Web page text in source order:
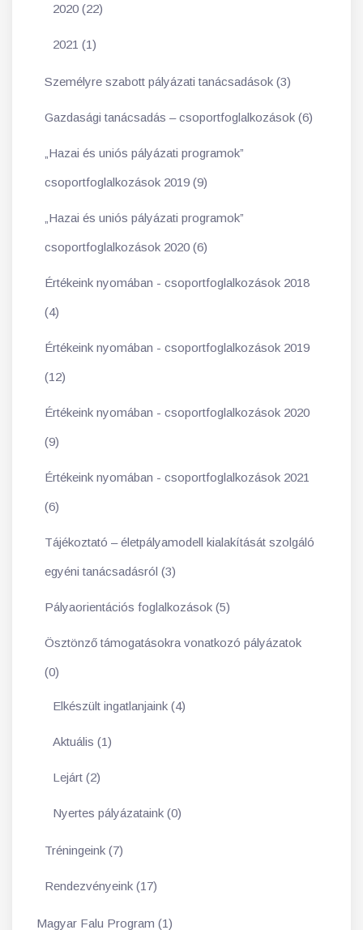
2020 (22)
2021 (1)
Személyre szabott pályázati tanácsadások (3)
Gazdasági tanácsadás – csoportfoglalkozások (6)
„Hazai és uniós pályázati programok”
csoportfoglalkozások 2019 (9)
„Hazai és uniós pályázati programok”
csoportfoglalkozások 2020 (6)
Értékeink nyomában - csoportfoglalkozások 2018
(4)
Értékeink nyomában - csoportfoglalkozások 2019
(12)
Értékeink nyomában - csoportfoglalkozások 2020
(9)
Értékeink nyomában - csoportfoglalkozások 2021
(6)
Tájékoztató – életpályamodell kialakítását szolgáló
egyéni tanácsadásról (3)
Pályaorientációs foglalkozások (5)
Ösztönző támogatásokra vonatkozó pályázatok
(0)
Elkészült ingatlanjaink (4)
Aktuális (1)
Lejárt (2)
Nyertes pályázataink (0)
Tréningeink (7)
Rendezvényeink (17)
Magyar Falu Program (1)